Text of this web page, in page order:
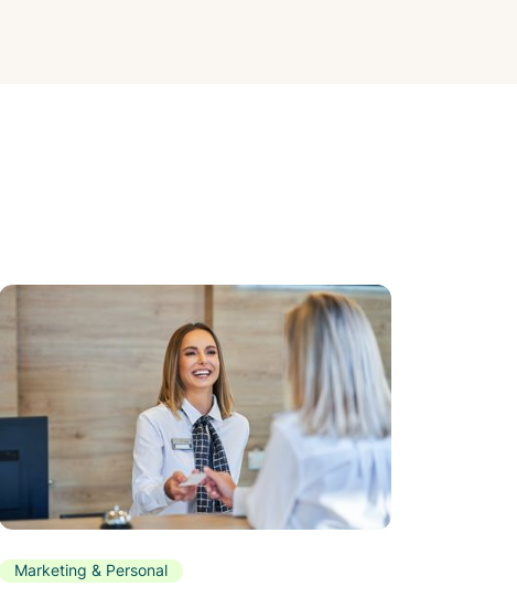
Marketing & Personal